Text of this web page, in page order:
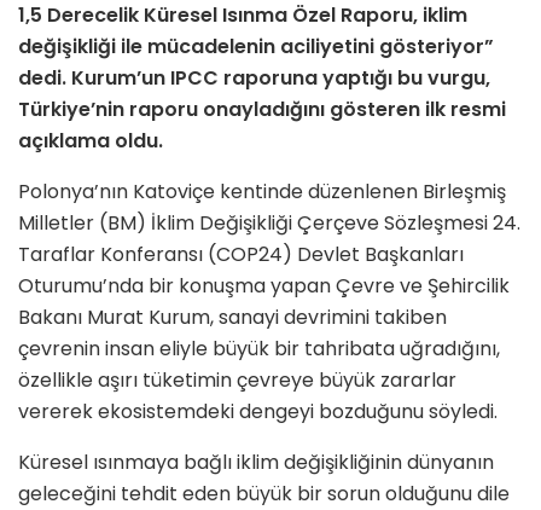
1,5 Derecelik Küresel Isınma Özel Raporu, iklim
değişikliği ile mücadelenin aciliyetini gösteriyor”
dedi. Kurum’un IPCC raporuna yaptığı bu vurgu,
Türkiye’nin raporu onayladığını gösteren ilk resmi
açıklama oldu.
Polonya’nın Katoviçe kentinde düzenlenen Birleşmiş
Milletler (BM) İklim Değişikliği Çerçeve Sözleşmesi 24.
Taraflar Konferansı (COP24) Devlet Başkanları
Oturumu’nda bir konuşma yapan Çevre ve Şehircilik
Bakanı Murat Kurum, sanayi devrimini takiben
çevrenin insan eliyle büyük bir tahribata uğradığını,
özellikle aşırı tüketimin çevreye büyük zararlar
vererek ekosistemdeki dengeyi bozduğunu söyledi.
Küresel ısınmaya bağlı iklim değişikliğinin dünyanın
geleceğini tehdit eden büyük bir sorun olduğunu dile